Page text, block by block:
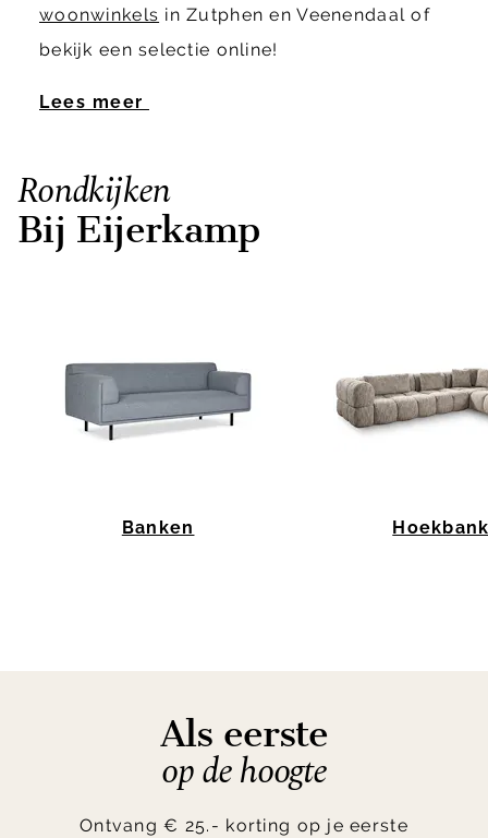
woonwinkels in Zutphen en Veenendaal of
bekijk een selectie online!
Lees meer
Rondkijken
Bij Eijerkamp
Banken
Als eerste
op de hoogte
Ontvang € 25.- korting op je eerste